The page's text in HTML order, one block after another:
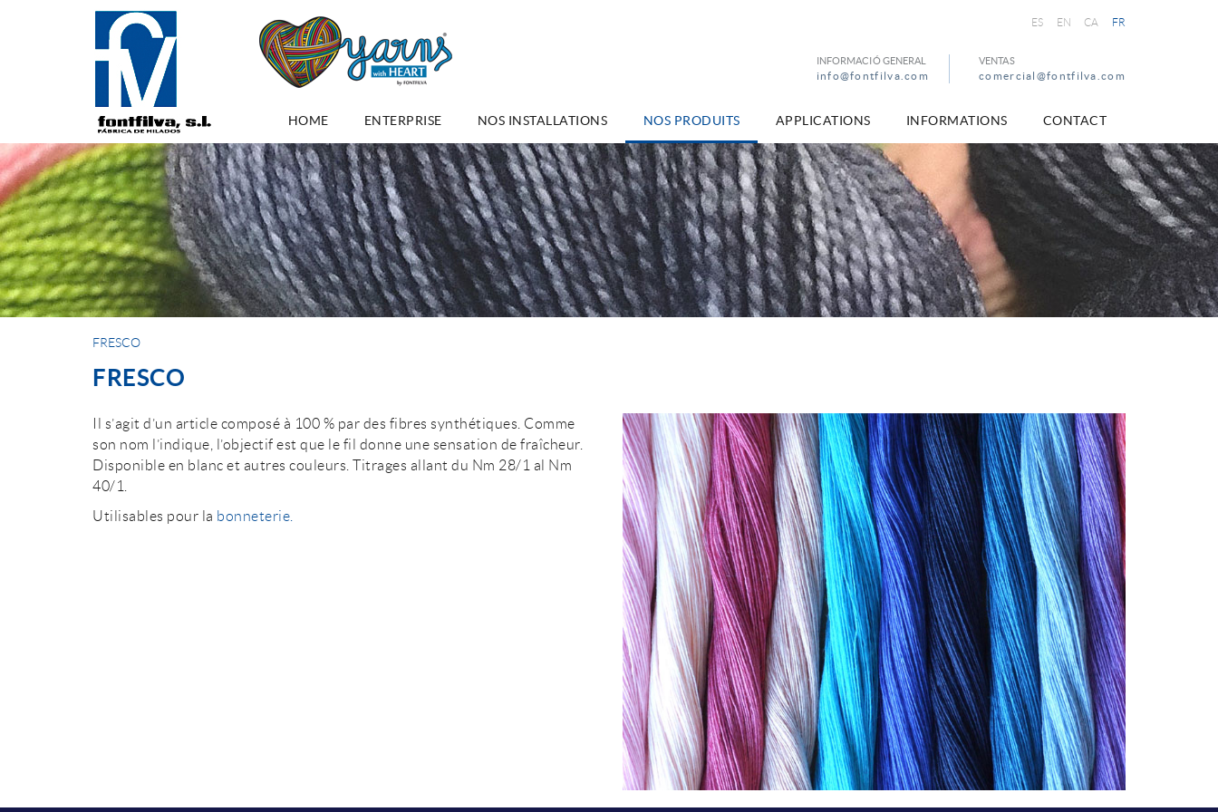
ES EN CA FR
INFORMACIÓ GENERAL
info@fontfilva.com
VENTAS
comercial@fontfilva.com
HOME ENTERPRISE NOS INSTALLATIONS NOS PRODUITS APPLICATIONS INFORMATIONS CONTACT
FRESCO
FRESCO
Il s’agit d’un article composé à 100 % par des fibres synthétiques. Comme
son nom l’indique, l’objectif est que le fil donne une sensation de fraîcheur.
Disponible en blanc et autres couleurs. Titrages allant du Nm 28/1 al Nm
40/1.
Utilisables pour la bonneterie.